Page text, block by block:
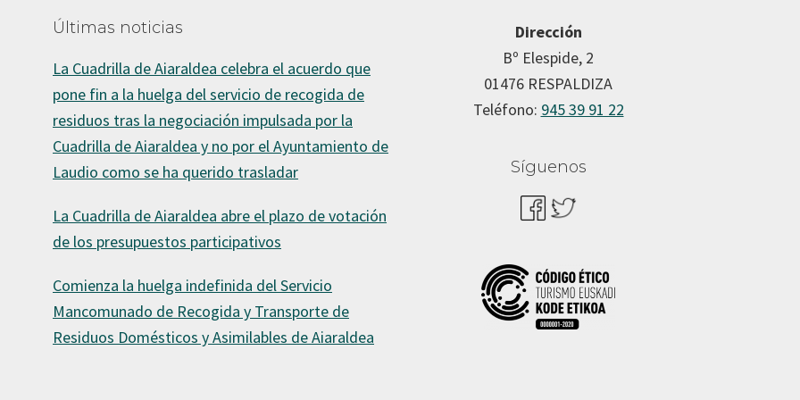
Últimas noticias
La Cuadrilla de Aiaraldea celebra el acuerdo que
pone fin a la huelga del servicio de recogida de
residuos tras la negociación impulsada por la
Cuadrilla de Aiaraldea y no por el Ayuntamiento de
Laudio como se ha querido trasladar
La Cuadrilla de Aiaraldea abre el plazo de votación
de los presupuestos participativos
Comienza la huelga indefinida del Servicio
Mancomunado de Recogida y Transporte de
Residuos Domésticos y Asimilables de Aiaraldea
Dirección
Bº Elespide, 2
01476 RESPALDIZA
Teléfono: 945 39 91 22
Síguenos